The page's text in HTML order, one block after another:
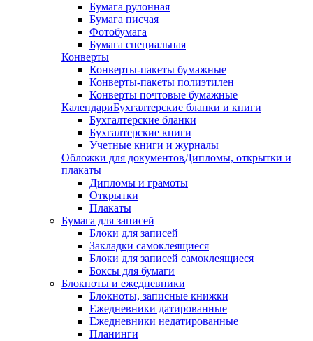
Бумага рулонная
Бумага писчая
Фотобумага
Бумага специальная
Конверты
Конверты-пакеты бумажные
Конверты-пакеты полиэтилен
Конверты почтовые бумажные
КалендариБухгалтерские бланки и книги
Бухгалтерские бланки
Бухгалтерские книги
Учетные книги и журналы
Обложки для документовДипломы, открытки и
плакаты
Дипломы и грамоты
Открытки
Плакаты
Бумага для записей
Блоки для записей
Закладки самоклеящиеся
Блоки для записей самоклеящиеся
Боксы для бумаги
Блокноты и ежедневники
Блокноты, записные книжки
Ежедневники датированные
Ежедневники недатированные
Планинги